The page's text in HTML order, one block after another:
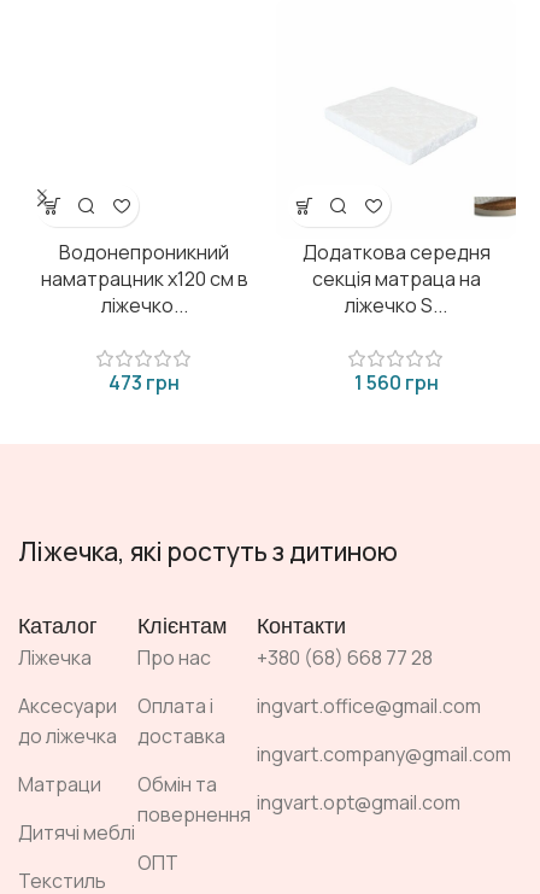
Водонепроникний
наматрацник х120 см в
ліжечко...
грн
Додаткова середня
секція матраца на
ліжечко S...
грн
Ліжечка, які ростуть з дитиною
Каталог
Ліжечка
Аксесуари
до ліжечка
Матраци
Дитячі меблі
Текстиль
Клієнтам
Про нас
Оплата і
доставка
Обмін та
повернення
ОПТ
Контакти
+380 (68) 668 77 28
ingvart.office@gmail.com
ingvart.company@gmail.com
ingvart.opt@gmail.com